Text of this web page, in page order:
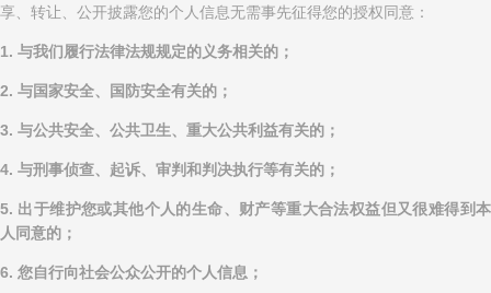
享、转让、公开披露您的个人信息无需事先征得您的授权同意：
1. 与我们履行法律法规规定的义务相关的；
2. 与国家安全、国防安全有关的；
3. 与公共安全、公共卫生、重大公共利益有关的；
4. 与刑事侦查、起诉、审判和判决执行等有关的；
5. 出于维护您或其他个人的生命、财产等重大合法权益但又很难得到本
人同意的；
6. 您自行向社会公众公开的个人信息；